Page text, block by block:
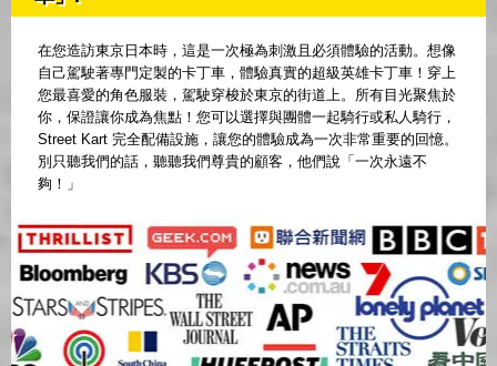
在您造訪東京日本時，這是一次極為刺激且必須體驗的活動。想像
自己駕駛著專門定製的卡丁車，體驗真實的超級英雄卡丁車！穿上
您最喜愛的角色服裝，駕駛穿梭於東京的街道上。所有目光聚焦於
你，保證讓你成為焦點！您可以選擇與團體一起騎行或私人騎行，
Street Kart 完全配備設施，讓您的體驗成為一次非常重要的回憶。
別只聽我們的話，聽聽我們尊貴的顧客，他們說「一次永遠不
夠！」